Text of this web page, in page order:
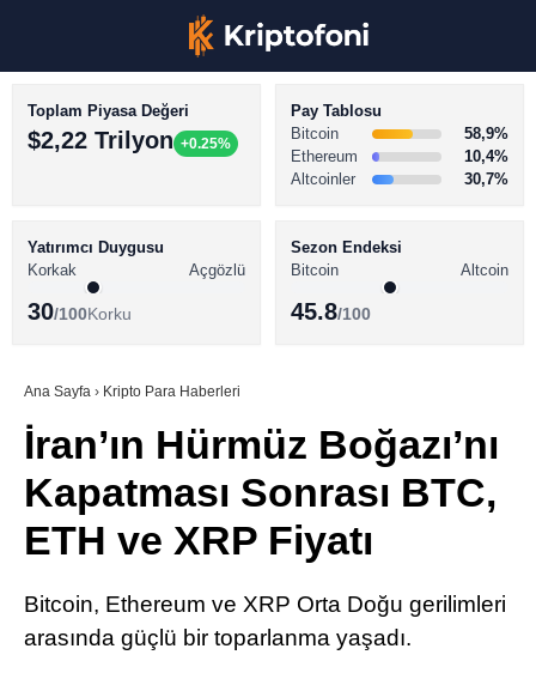
Youtube
TikTok
LinkedIn
BİTCOİN HABERLERİ
ALTCOİN HABERLERİ
SÖZLÜK
Toplam Piyasa Değeri
$2,22 Trilyon +0.25%
Pay Tablosu
Bitcoin
58,9%
Ethereum
10,4%
Altcoinler
30,7%
Yatırımcı Duygusu
Korkak
Açgözlü
30/100Korku
Sezon Endeksi
Bitcoin
Altcoin
45.8/100
Ana Sayfa › Kripto Para Haberleri
İran’ın Hürmüz Boğazı’nı
Kapatması Sonrası BTC,
ETH ve XRP Fiyatı
Bitcoin, Ethereum ve XRP Orta Doğu gerilimleri
arasında güçlü bir toparlanma yaşadı.